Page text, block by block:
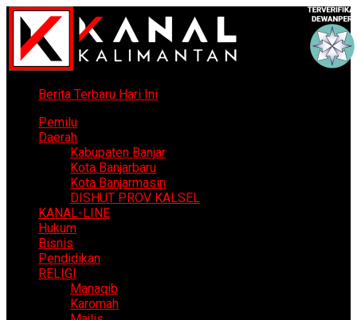
Berita Terbaru Hari Ini
Pemilu
Daerah
Kabupaten Banjar
Kota Banjarbaru
Kota Banjarmasin
DISHUT PROV KALSEL
KANAL-LINE
Hukum
Bisnis
Pendidikan
RELIGI
Manaqib
Karomah